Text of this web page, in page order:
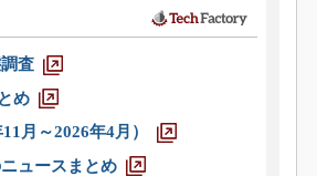
査
め
月～2026年4月）
ュースまとめ